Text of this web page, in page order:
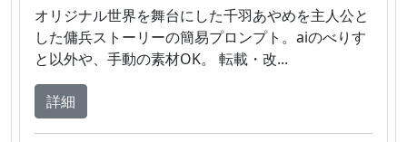
オリジナル世界を舞台にした千羽あやめを主人公と
した傭兵ストーリーの簡易プロンプト。aiのべりす
と以外や、手動の素材OK。 転載・改...
詳細